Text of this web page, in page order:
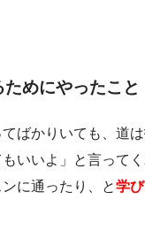
めにやったこと
ばかりいても、道
いいよ」と言って
に通ったり、と学